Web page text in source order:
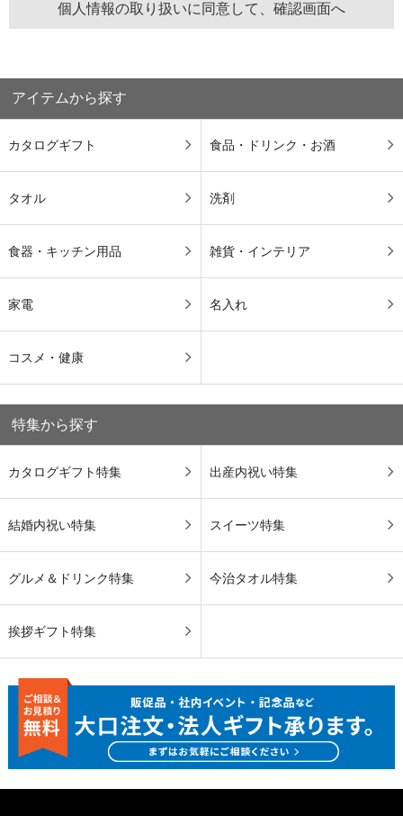
アイテムから探す
カタログギフト 食品・ドリンク・お酒
タオル 洗剤
食器・キッチン用品 雑貨・インテリア
家電 名入れ
コスメ・健康
特集から探す
カタログギフト特集 出産内祝い特集
結婚内祝い特集 スイーツ特集
グルメ＆ドリンク特集 今治タオル特集
挨拶ギフト特集